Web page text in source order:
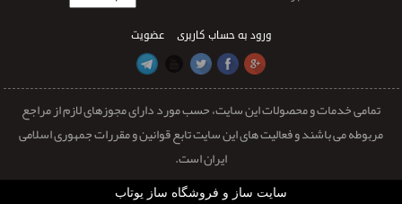
عضویت ورود به حساب کاربری
تمامی خدمات و محصولات این سایت، حسب مورد دارای مجوزهای لازم از مراجع
مربوطه می باشند و فعالیت های این سایت تابع قوانین و مقررات جمهوری اسلامی
ایران است.
سایت ساز و فروشگاه ساز یوتاب